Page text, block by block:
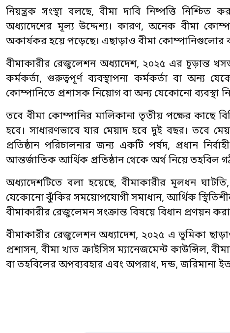
নিয়ন্ত্রক সংস্থা বলছে, বীমা দাবি নিষ্পত্তি নিশ্চিত
অধ্যাদেশের মূল্য উদ্দেশ্য। কারণ, অনেক বীমা
অকার্যকর হয়ে পড়েছে। এছাড়াও বীমা কোম্পানিগুলোর
বীমাকারীর রেজুলেশন অধ্যাদেশ, ২০২৫ এর চূড়ান্ত
কর্মকর্তা, গুরুত্বপূর্ণ ব্যবস্থাপনা কর্মকর্তা বা অন্য
কোম্পানিতে প্রশাসক নিয়োগ বা অন্য যেকোনো ব্যবস্থা
তবে বীমা কোম্পানির মালিকানা তৃতীয় পক্ষের কাছে
হবে। সাধারণভাবে যার মেয়াদ হবে দুই বছর। তবে
প্রতিষ্ঠান পরিচালনার জন্য একটি পর্ষদ, প্রধান
আন্তর্জাতিক আর্থিক প্রতিষ্ঠান থেকে অর্থ নিয়ে তহবিল
অধ্যাদেশটিতে বলা হয়েছে, বীমাকারীর মূলধন
যেকোনো ঝুঁকির সময়োপযোগী সমাধান, আর্থিক
বীমাকারীর রেজুলেমন সংক্রান্ত বিষয়ে বিধান প্রণয়ন
বীমাকারীর রেজুলেশন অধ্যাদেশ, ২০২৫ এ ভূমিকা
প্রশাসন, বীমা খাত ক্রাইসিস ম্যানেজমেন্ট কাউন্সিল,
বা তহবিলের অপব্যবহার এবং অপরাধ, দন্ড, জরিমানা